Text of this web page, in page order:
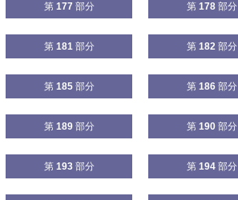
第 177 部分 第 178部分
第 181部分 第 182部分
第 185部分 第 186部分
第 189部分 第 190部分
第 193部分 第 194部分